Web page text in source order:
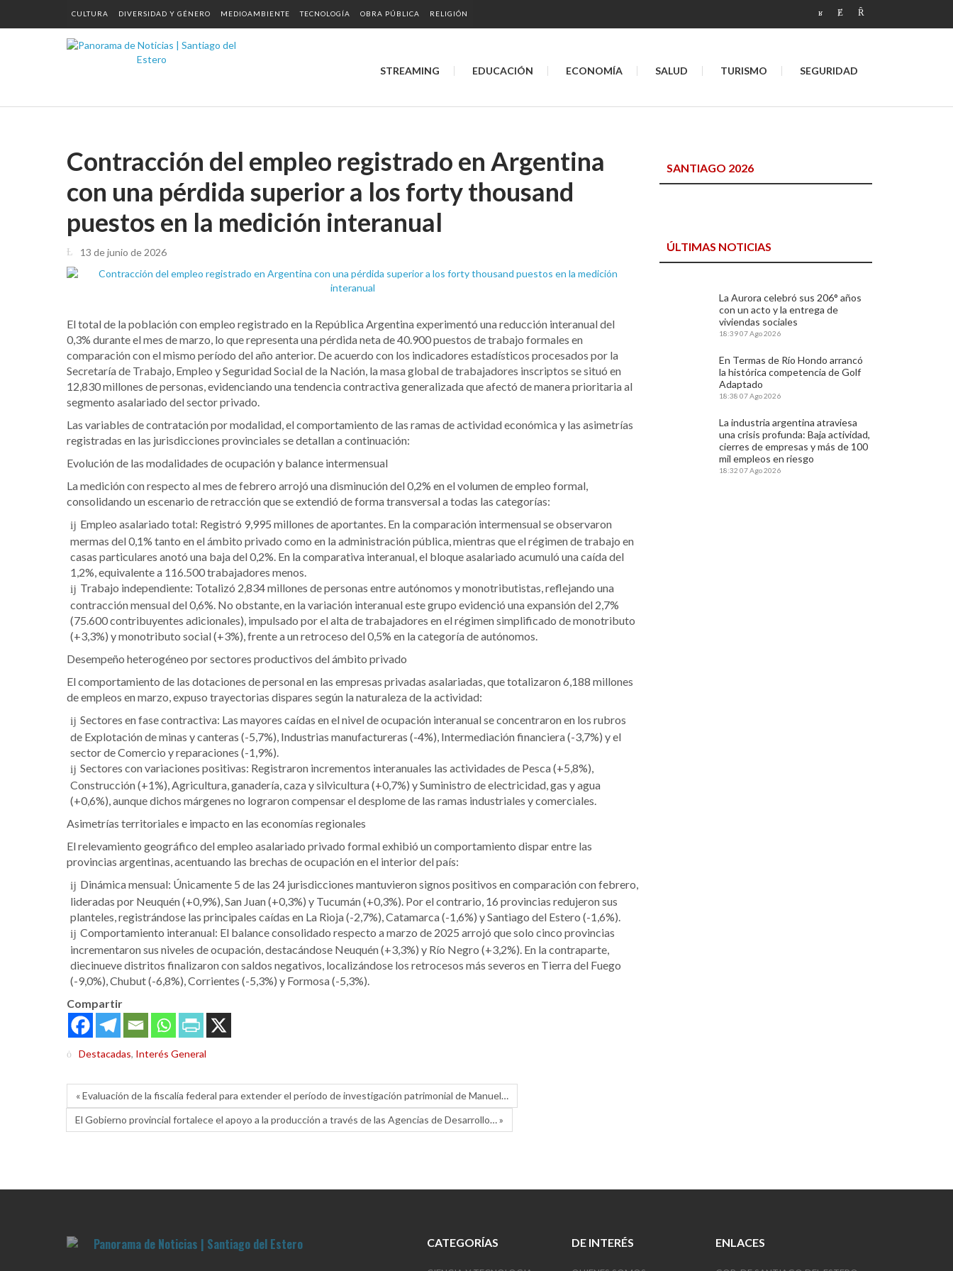
CULTURA DIVERSIDAD Y GÉNERO MEDIOAMBIENTE TECNOLOGÍA OBRA PÚBLICA RELIGIÓN
STREAMING EDUCACIÓN ECONOMÍA SALUD TURISMO SEGURIDAD
Contracción del empleo registrado en Argentina
con una pérdida superior a los forty thousand
puestos en la medición interanual
13 de junio de 2026
El total de la población con empleo registrado en la República Argentina experimentó una reducción interanual del
0,3% durante el mes de marzo, lo que representa una pérdida neta de 40.900 puestos de trabajo formales en
comparación con el mismo período del año anterior. De acuerdo con los indicadores estadísticos procesados por la
Secretaría de Trabajo, Empleo y Seguridad Social de la Nación, la masa global de trabajadores inscriptos se situó en
12,830 millones de personas, evidenciando una tendencia contractiva generalizada que afectó de manera prioritaria al
segmento asalariado del sector privado.
Las variables de contratación por modalidad, el comportamiento de las ramas de actividad económica y las asimetrías
registradas en las jurisdicciones provinciales se detallan a continuación:
Evolución de las modalidades de ocupación y balance intermensual
La medición con respecto al mes de febrero arrojó una disminución del 0,2% en el volumen de empleo formal,
consolidando un escenario de retracción que se extendió de forma transversal a todas las categorías:
Empleo asalariado total: Registró 9,995 millones de aportantes. En la comparación intermensual se observaron
mermas del 0,1% tanto en el ámbito privado como en la administración pública, mientras que el régimen de trabajo en
casas particulares anotó una baja del 0,2%. En la comparativa interanual, el bloque asalariado acumuló una caída del
1,2%, equivalente a 116.500 trabajadores menos.
Trabajo independiente: Totalizó 2,834 millones de personas entre autónomos y monotributistas, reflejando una
contracción mensual del 0,6%. No obstante, en la variación interanual este grupo evidenció una expansión del 2,7%
(75.600 contribuyentes adicionales), impulsado por el alta de trabajadores en el régimen simplificado de monotributo
(+3,3%) y monotributo social (+3%), frente a un retroceso del 0,5% en la categoría de autónomos.
Desempeño heterogéneo por sectores productivos del ámbito privado
El comportamiento de las dotaciones de personal en las empresas privadas asalariadas, que totalizaron 6,188 millones
de empleos en marzo, expuso trayectorias dispares según la naturaleza de la actividad:
Sectores en fase contractiva: Las mayores caídas en el nivel de ocupación interanual se concentraron en los rubros
de Explotación de minas y canteras (-5,7%), Industrias manufactureras (-4%), Intermediación financiera (-3,7%) y el
sector de Comercio y reparaciones (-1,9%).
Sectores con variaciones positivas: Registraron incrementos interanuales las actividades de Pesca (+5,8%),
Construcción (+1%), Agricultura, ganadería, caza y silvicultura (+0,7%) y Suministro de electricidad, gas y agua
(+0,6%), aunque dichos márgenes no lograron compensar el desplome de las ramas industriales y comerciales.
Asimetrías territoriales e impacto en las economías regionales
El relevamiento geográfico del empleo asalariado privado formal exhibió un comportamiento dispar entre las
provincias argentinas, acentuando las brechas de ocupación en el interior del país:
Dinámica mensual: Únicamente 5 de las 24 jurisdicciones mantuvieron signos positivos en comparación con febrero,
lideradas por Neuquén (+0,9%), San Juan (+0,3%) y Tucumán (+0,3%). Por el contrario, 16 provincias redujeron sus
planteles, registrándose las principales caídas en La Rioja (-2,7%), Catamarca (-1,6%) y Santiago del Estero (-1,6%).
Comportamiento interanual: El balance consolidado respecto a marzo de 2025 arrojó que solo cinco provincias
incrementaron sus niveles de ocupación, destacándose Neuquén (+3,3%) y Río Negro (+3,2%). En la contraparte,
diecinueve distritos finalizaron con saldos negativos, localizándose los retrocesos más severos en Tierra del Fuego
(-9,0%), Chubut (-6,8%), Corrientes (-5,3%) y Formosa (-5,3%).
Compartir
Destacadas, Interés General
« Evaluación de la fiscalía federal para extender el período de investigación patrimonial de Manuel…
El Gobierno provincial fortalece el apoyo a la producción a través de las Agencias de Desarrollo… »
SANTIAGO 2026
ÚLTIMAS NOTICIAS
La Aurora celebró sus 206° años
con un acto y la entrega de
viviendas sociales
18:3907 Ago 2026
En Termas de Río Hondo arrancó
la histórica competencia de Golf
Adaptado
18:38 07 Ago 2026
La industria argentina atraviesa
una crisis profunda: Baja actividad,
cierres de empresas y más de 100
mil empleos en riesgo
18:32 07 Ago 2026
CATEGORÍAS DE INTERÉS ENLACES